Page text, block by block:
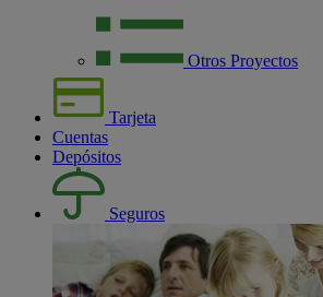
Otros Proyectos
Tarjeta
Cuentas
Depósitos
Seguros